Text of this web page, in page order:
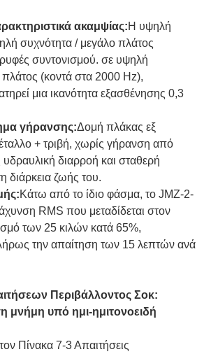
ακαμψίας:Η υψηλή
συχνότητα / μεγάλο πλάτος
συντονισμού. σε υψηλή
πλάτος (κοντά στα 2000 Hz),
μια ικανότητα εξασθένησης 0,3
γήρανσης:Δομή πλάκας εξ
+ τριβή, χωρίς γήρανση από
διαρροή και σταθερή
διάρκεια ζωής του.
Κάτω από το ίδιο φάσμα, το JMZ-2-
RMS που μεταδίδεται στον
των 25 κιλών κατά 65%,
την απαίτηση των 15 λεπτών ανά
Περιβάλλοντος Σοκ:
μνήμη υπό ημι-ημιτονοειδή
Πίνακα 7-3 Απαιτήσεις